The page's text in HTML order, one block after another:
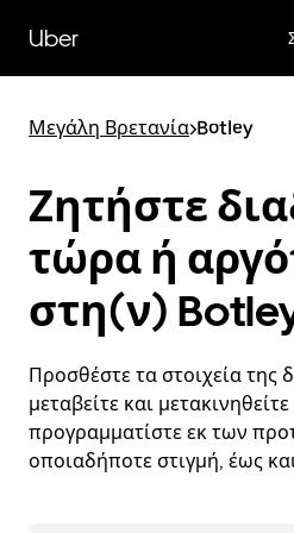
κύριο
περιεχόμενο
Uber
Μεγάλη Βρετανία>Botley
Ζητήστε
τώρα ή
στη(ν)
Προσθέστε τα στοιχεία της
μεταβείτε και
προγραμματίστε εκ των
οποιαδήποτε στιγμή, έως